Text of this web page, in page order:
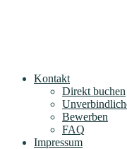
Kontakt
Direkt buchen
Bewerben
FAQ
Impressum